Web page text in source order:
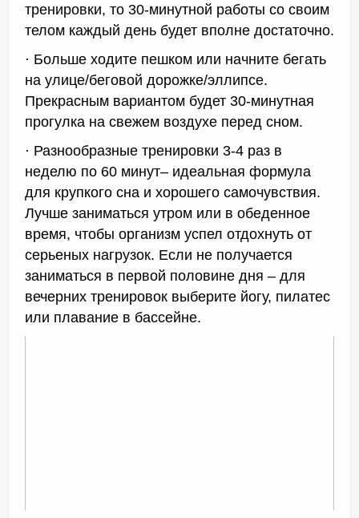
тренировки, то 30-минутной работы со своим
телом каждый день будет вполне достаточно.
· Больше ходите пешком или начните бегать
на улице/беговой дорожке/эллипсе.
Прекрасным вариантом будет 30-минутная
прогулка на свежем воздухе перед сном.
· Разнообразные тренировки 3-4 раз в
неделю по 60 минут– идеальная формула
для крупкого сна и хорошего самочувствия.
Лучше заниматься утром или в обеденное
время, чтобы организм успел отдохнуть от
серьеных нагрузок. Если не получается
заниматься в первой половине дня – для
вечерних тренировок выберите йогу, пилатес
или плавание в бассейне.